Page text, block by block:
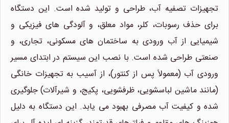
تجهیزات تصفیه آب، طراحی و تولید شده است. این دستگاه
برای حذف رسوبات، کلر، مواد معلق، و آلودگی های فیزیکی و
شیمیایی از آب ورودی به ساختمان های مسکونی، تجاری، و
صنعتی طراحی شده است. با نصب این سیستم در ابتدای مسیر
ورودی آب (معمولاً پس از کنتور)، از آسیب به تجهیزات خانگی
(مانند ماشین لباسشویی، ظرفشویی، پکیج، و شیرآلات) جلوگیری
شده و کیفیت آب مصرفی بهبود می یابد. این دستگاه به دلیل